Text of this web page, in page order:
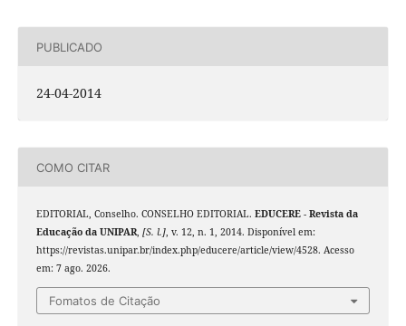
PUBLICADO
24-04-2014
COMO CITAR
EDITORIAL, Conselho. CONSELHO EDITORIAL. EDUCERE - Revista da
Educação da UNIPAR, [S. l.], v. 12, n. 1, 2014. Disponível em:
https://revistas.unipar.br/index.php/educere/article/view/4528. Acesso
em: 7 ago. 2026.
Fomatos de Citação